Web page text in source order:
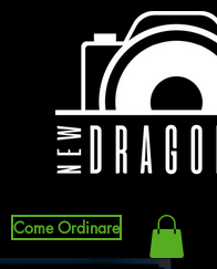
Come Ordinare